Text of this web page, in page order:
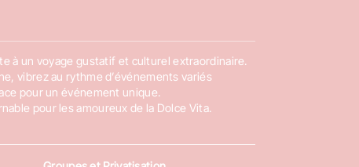
à un voyage gustatif et culturel extraordinaire.
vibrez au rythme d’événements variés
pour un événement unique.
pour les amoureux de la Dolce Vita.